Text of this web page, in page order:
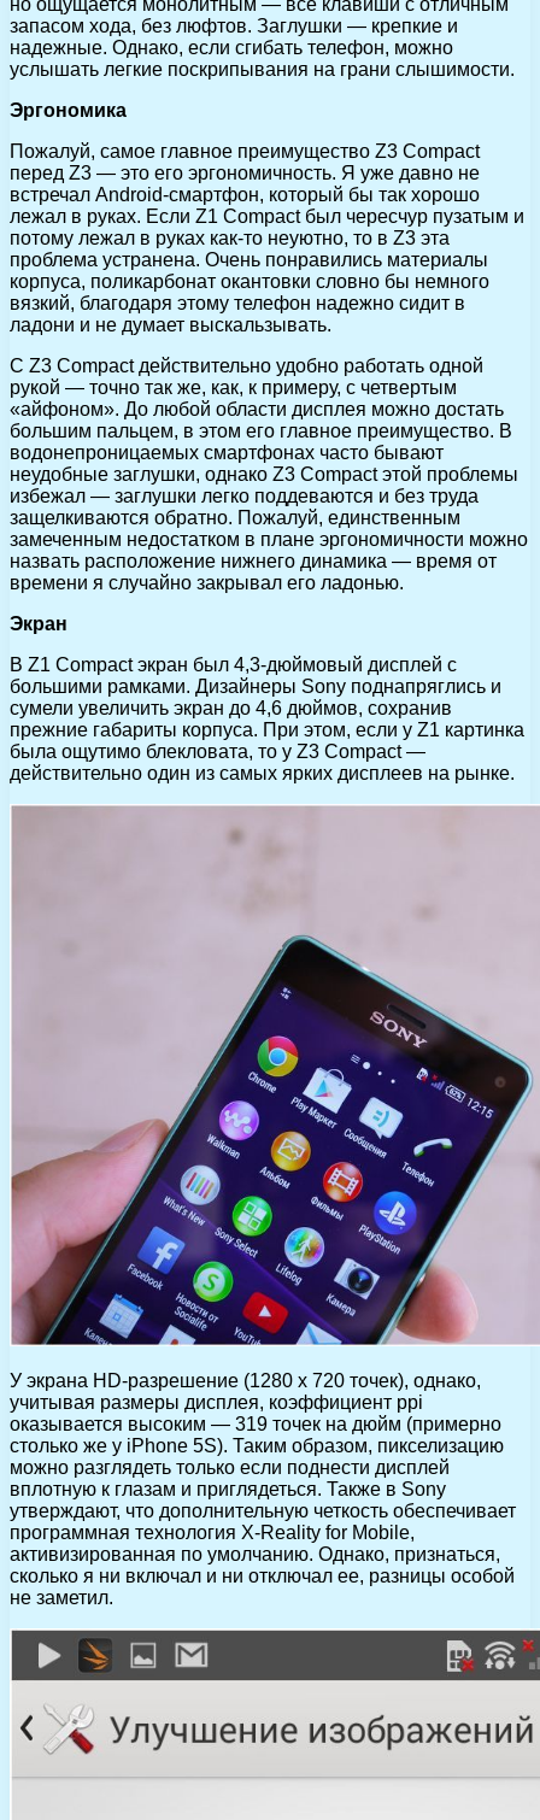
запасом хода, без люфтов. Заглушки — крепкие и
надежные. Однако, если сгибать телефон, можно
услышать легкие поскрипывания на грани слышимости.
Эргономика
Пожалуй, самое главное преимущество Z3 Compact
перед Z3 — это его эргономичность. Я уже давно не
встречал Android-смартфон, который бы так хорошо
лежал в руках. Если Z1 Compact был чересчур пузатым и
потому лежал в руках как-то неуютно, то в Z3 эта
проблема устранена. Очень понравились материалы
корпуса, поликарбонат окантовки словно бы немного
вязкий, благодаря этому телефон надежно сидит в
ладони и не думает выскальзывать.
С Z3 Compact действительно удобно работать одной
рукой — точно так же, как, к примеру, с четвертым
«айфоном». До любой области дисплея можно достать
большим пальцем, в этом его главное преимущество. В
водонепроницаемых смартфонах часто бывают
неудобные заглушки, однако Z3 Compact этой проблемы
избежал — заглушки легко поддеваются и без труда
защелкиваются обратно. Пожалуй, единственным
замеченным недостатком в плане эргономичности можно
назвать расположение нижнего динамика — время от
времени я случайно закрывал его ладонью.
Экран
В Z1 Compact экран был 4,3-дюймовый дисплей с
большими рамками. Дизайнеры Sony поднапряглись и
сумели увеличить экран до 4,6 дюймов, сохранив
прежние габариты корпуса. При этом, если у Z1 картинка
была ощутимо блекловата, то у Z3 Compact —
действительно один из самых ярких дисплеев на рынке.
У экрана HD-разрешение (1280 х 720 точек), однако,
учитывая размеры дисплея, коэффициент ppi
оказывается высоким — 319 точек на дюйм (примерно
столько же у iPhone 5S). Таким образом, пикселизацию
можно разглядеть только если поднести дисплей
вплотную к глазам и приглядеться. Также в Sony
утверждают, что дополнительную четкость обеспечивает
программная технология X-Reality for Mobile,
активизированная по умолчанию. Однако, признаться,
сколько я ни включал и ни отключал ее, разницы особой
не заметил.